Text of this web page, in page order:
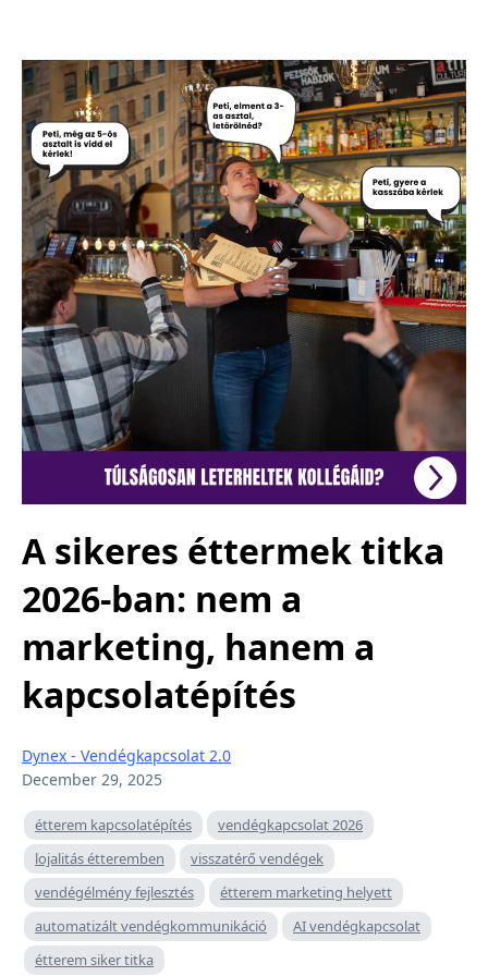
A sikeres éttermek titka
2026-ban: nem a
marketing, hanem a
kapcsolatépítés
Dynex - Vendégkapcsolat 2.0
December 29, 2025
étterem kapcsolatépítés
vendégkapcsolat 2026
lojalitás étteremben
visszatérő vendégek
vendégélmény fejlesztés
étterem marketing helyett
automatizált vendégkommunikáció
AI vendégkapcsolat
étterem siker titka